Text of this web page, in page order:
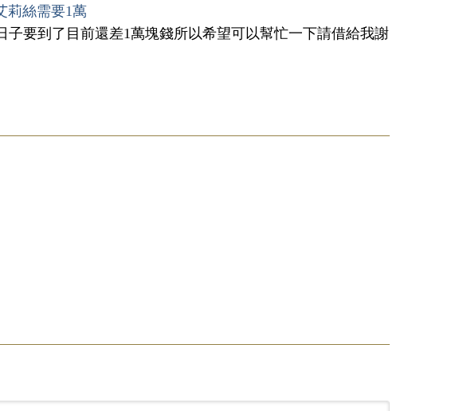
莉絲需要1萬
要到了目前還差1萬塊錢所以希望可以幫忙一下請借給我謝